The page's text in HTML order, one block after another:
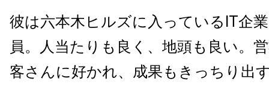
彼は六本木ヒルズに入っているIT企
員。人当たりも良く、地頭も良い。
客さんに好かれ、成果もきっちり出